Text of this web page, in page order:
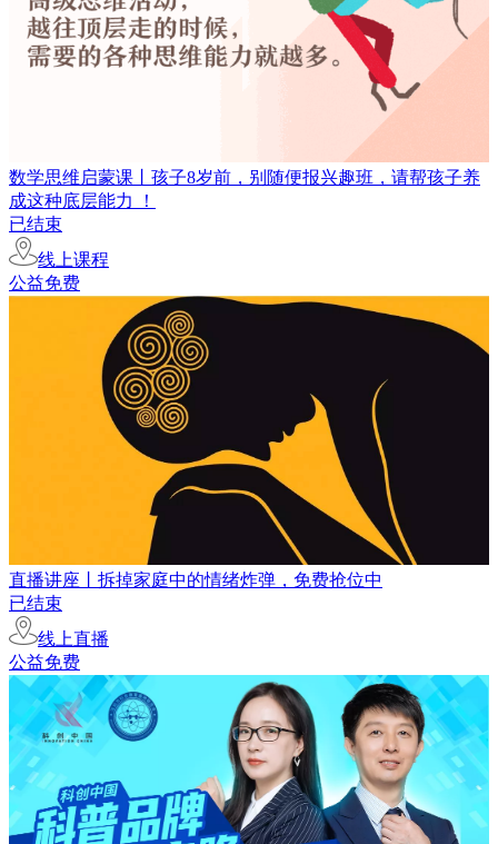
数学思维启蒙课丨孩子8岁前，别随便报兴趣班，请帮孩子养
成这种底层能力 ！
已结束
线上课程
公益免费
直播讲座丨拆掉家庭中的情绪炸弹，免费抢位中
已结束
线上直播
公益免费